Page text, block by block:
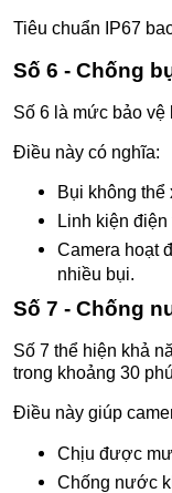
Tiêu chuẩn IP67
Số 6 - Chống
Số 6 là mức bảo vệ
Điều này có nghĩa:
Bụi không thể
Linh kiện
Camera hoạt
nhiều bụi.
Số 7 - Chống
Số 7 thể hiện khả
trong khoảng 30
Điều này giúp
Chịu được
Chống nước